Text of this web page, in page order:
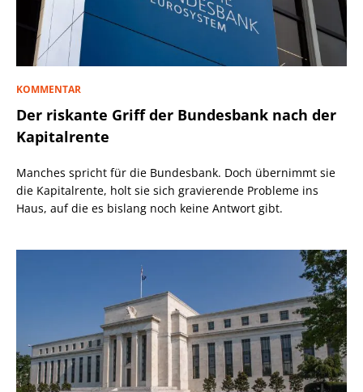
KOMMENTAR
Der riskante Griff der Bundesbank nach der
Kapitalrente
Manches spricht für die Bundesbank. Doch übernimmt sie
die Kapitalrente, holt sie sich gravierende Probleme ins
Haus, auf die es bislang noch keine Antwort gibt.